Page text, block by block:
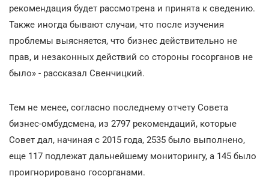
рекомендация будет рассмотрена и принята к сведению.
Также иногда бывают случаи, что после изучения
проблемы выясняется, что бизнес действительно не
прав, и незаконных действий со стороны госорганов не
было» - рассказал Свенчицкий.
Тем не менее, согласно последнему отчету Совета
бизнес-омбудсмена, из 2797 рекомендаций, которые
Совет дал, начиная с 2015 года, 2535 было выполнено,
еще 117 подлежат дальнейшему мониторингу, а 145 было
проигнорировано госорганами.